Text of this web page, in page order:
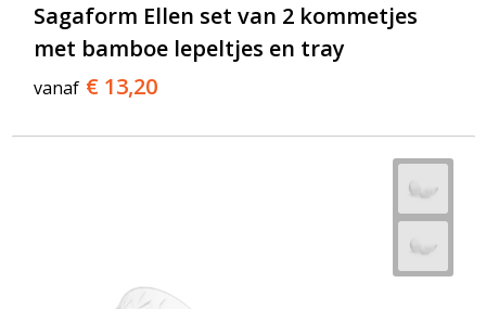
Sagaform Ellen set van 2 kommetjes
met bamboe lepeltjes en tray
vanaf € 13,20